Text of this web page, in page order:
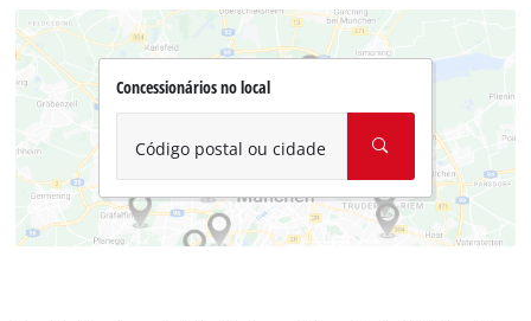
Concessionários no local
Código postal ou cidade